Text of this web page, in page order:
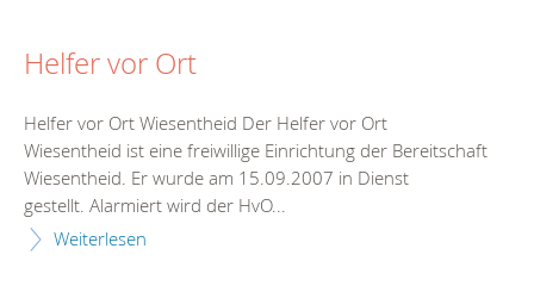
Helfer vor Ort
Helfer vor Ort Wiesentheid Der Helfer vor Ort
Wiesentheid ist eine freiwillige Einrichtung der Bereitschaft
Wiesentheid. Er wurde am 15.09.2007 in Dienst
gestellt. Alarmiert wird der HvO...
Weiterlesen